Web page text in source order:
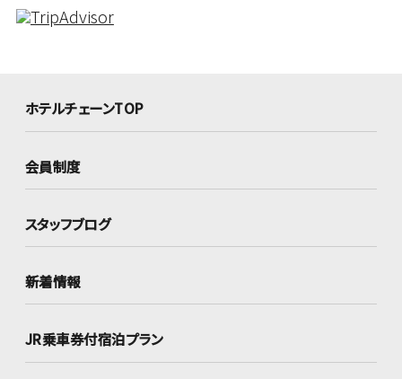
ホテルチェーンTOP
会員制度
スタッフブログ
新着情報
JR乗車券付宿泊プラン